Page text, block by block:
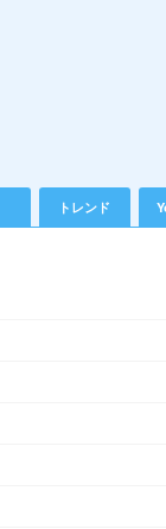
トレンド